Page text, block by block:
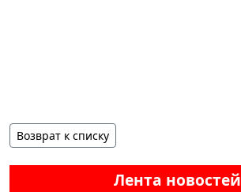
Лента новостей
Возврат к списку